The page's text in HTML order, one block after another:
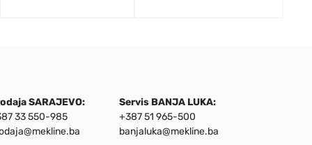
SARAJEVO:
33 550-985
Servis BANJA LUKA:
+387 51 965-500
banjaluka@mekline.ba